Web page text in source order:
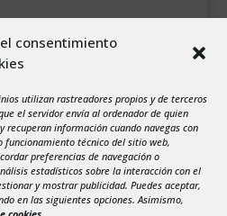
consentimiento
utilizan rastreadores propios y de terceros
el servidor envía al ordenador de quien
recuperan información cuando navegas con
técnico del sitio web,
preferencias de navegación o
estadísticos sobre la interacción con el
y mostrar publicidad. Puedes aceptar,
en las siguientes opciones. Asimismo,
J V S
6 7 8
9
13 14 15
16
20 21 22
23
27 28 29
30